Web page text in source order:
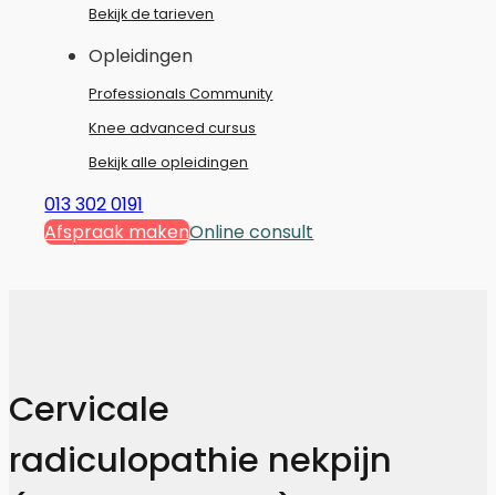
Bekijk de tarieven
Opleidingen
Professionals Community
Knee advanced cursus
Bekijk alle opleidingen
013 302 0191
Afspraak makenOnline consult
Cervicale
radiculopathie nekpijn